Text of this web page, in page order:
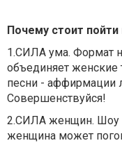
Почему стоит
1.СИЛА ума. Формат
объединяет женские
песни - аффирмации
Совершенствуйся!
2.СИЛА женщин. Шоу
женщина может